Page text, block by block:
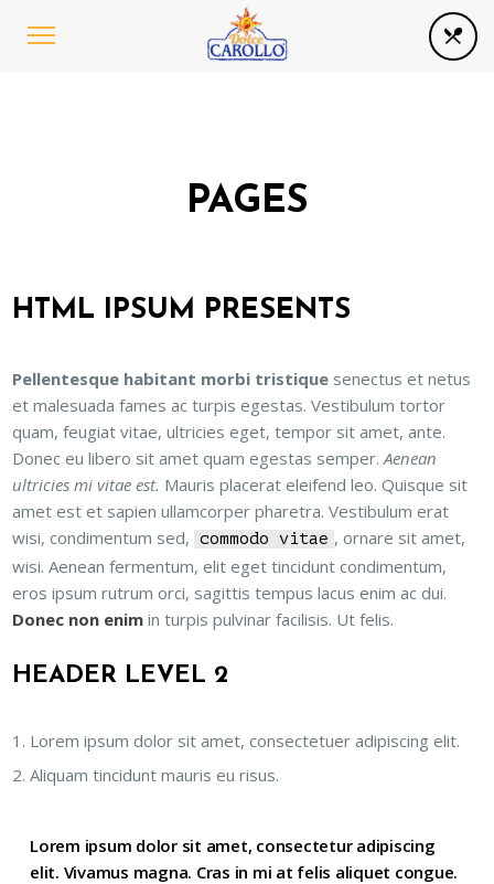
PAGES
HTML IPSUM PRESENTS
Pellentesque habitant morbi tristique senectus et netus
et malesuada fames ac turpis egestas. Vestibulum tortor
quam, feugiat vitae, ultricies eget, tempor sit amet, ante.
Donec eu libero sit amet quam egestas semper.Aenean
ultricies mi vitae est. Mauris placerat eleifend leo. Quisque sit
amet est et sapien ullamcorper pharetra. Vestibulum erat
wisi, condimentum sed,
commodo vitae , ornare sit amet,
wisi. Aenean fermentum, elit eget tincidunt condimentum,
eros ipsum rutrum orci, sagittis tempus lacus enim ac dui.
Donec non enim in turpis pulvinar facilisis. Ut felis.
HEADER LEVEL 2
Lorem ipsum dolor sit amet, consectetuer adipiscing elit.
Aliquam tincidunt mauris eu risus.
Lorem ipsum dolor sit amet, consectetur adipiscing
elit. Vivamus magna. Cras in mi at felis aliquet congue.